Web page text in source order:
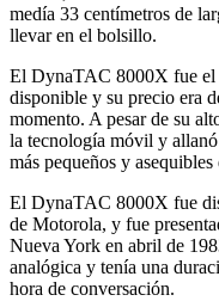
medía 33 centímetros de
llevar en el bolsillo.
El DynaTAC 8000X fue el
disponible y su precio era
momento. A pesar de su
la tecnología móvil y
más pequeños y
El DynaTAC 8000X fue
de Motorola, y fue
Nueva York en abril de
analógica y tenía una
hora de conversación.